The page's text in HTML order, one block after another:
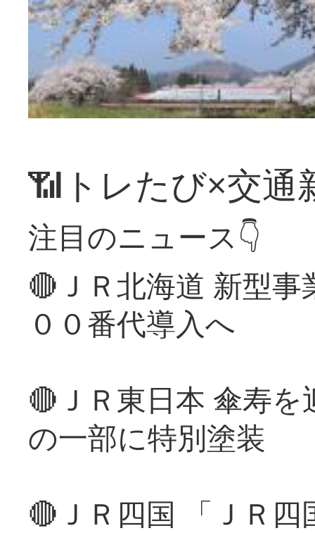
📶トレたび×交通
注目のニュース👇
🔴ＪＲ北海道 新型
００番代導入へ
🔴ＪＲ東日本 傘寿
の一部に特別塗装
🔴ＪＲ四国 「ＪＲ